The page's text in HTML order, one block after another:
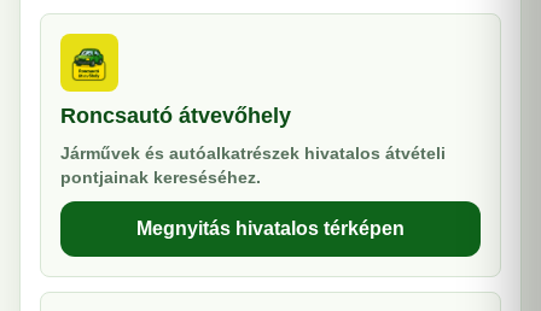
Roncsautó átvevőhely
Járművek és autóalkatrészek hivatalos átvételi
pontjainak kereséséhez.
Megnyitás hivatalos térképen